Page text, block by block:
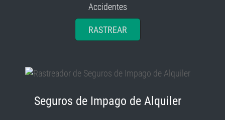
Accidentes
RASTREAR
Seguros de Impago de Alquiler